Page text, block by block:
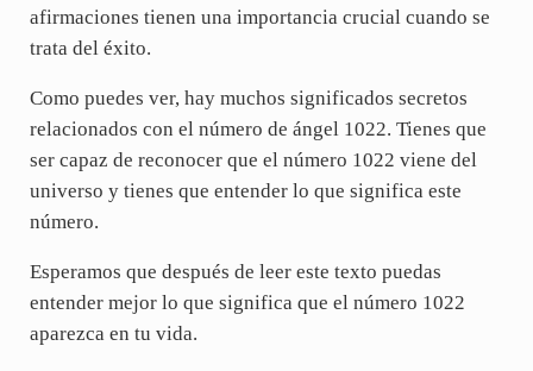
afirmaciones tienen una importancia crucial cuando se
trata del éxito.
Como puedes ver, hay muchos significados secretos
relacionados con el número de ángel 1022. Tienes que
ser capaz de reconocer que el número 1022 viene del
universo y tienes que entender lo que significa este
número.
Esperamos que después de leer este texto puedas
entender mejor lo que significa que el número 1022
aparezca en tu vida.